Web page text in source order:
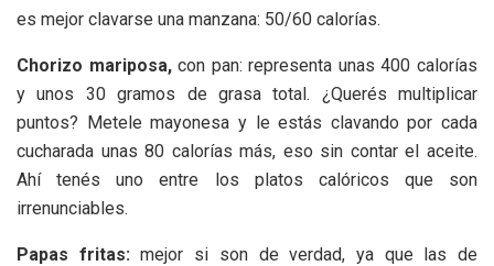
es mejor clavarse una manzana: 50/60 calorías.
Chorizo mariposa,con pan: representa unas 400 calorías
y unos 30 gramos de grasa total. ¿Querés multiplicar
puntos? Metele mayonesa y le estás clavando por cada
cucharada unas 80 calorías más, eso sin contar el aceite.
Ahí tenés uno entre los platos calóricos que son
irrenunciables.
Papas fritas: mejor si son de verdad, ya que las de